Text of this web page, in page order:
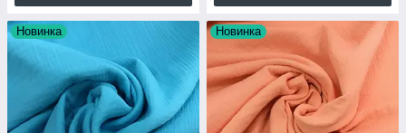
Новинка Новинка